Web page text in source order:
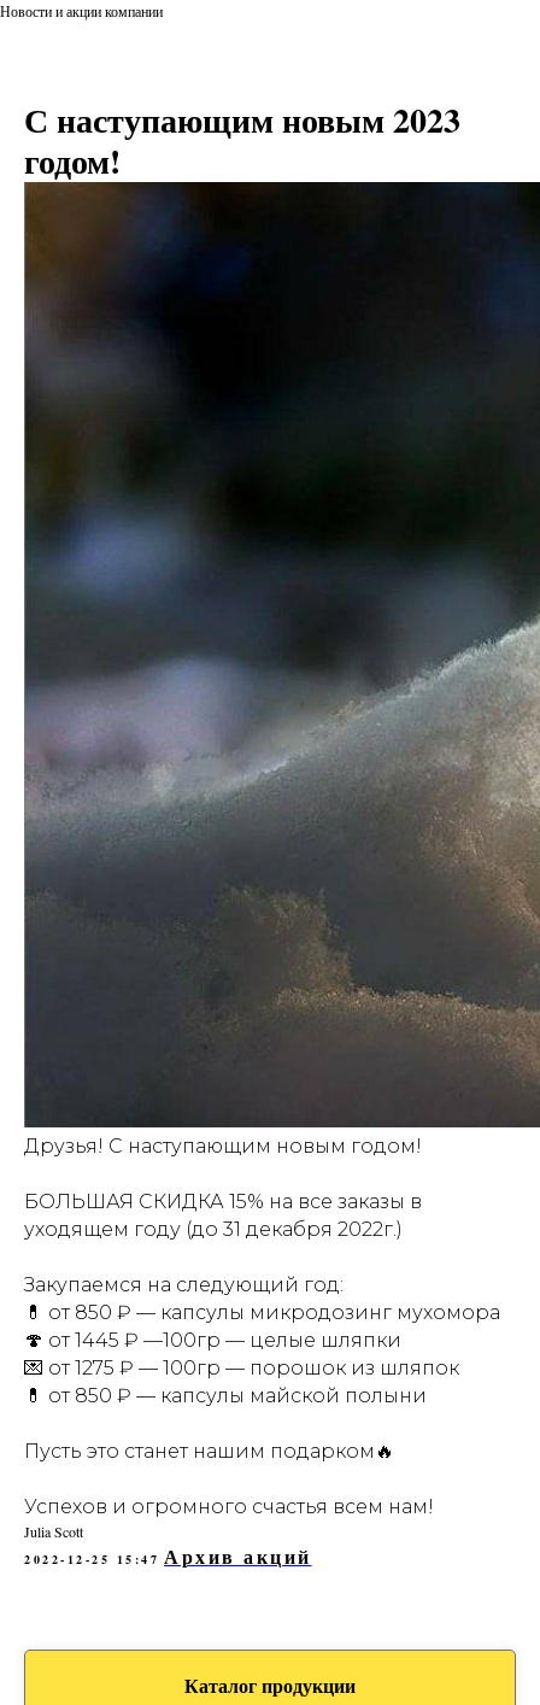
Новости и акции компании
С наступающим новым 2023
годом!
Друзья! С наступающим новым годом!
БОЛЬШАЯ СКИДКА 15% на все заказы в
уходящем году (до 31 декабря 2022г.)
Закупаемся на следующий год:
💊 от 850 ₽ — капсулы микродозинг мухомора
🍄 от 1445 ₽ —100гр — целые шляпки
💌 от 1275 ₽ — 100гр — порошок из шляпок
💊 от 850 ₽ — капсулы майской полыни
Пусть это станет нашим подарком🔥
Успехов и огромного счастья всем нам!
Julia Scott
2022-12-25 15:47 Архив акций
Каталог продукции